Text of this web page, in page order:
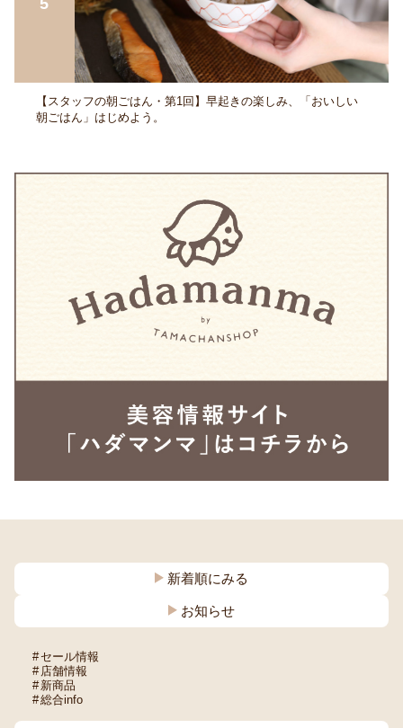
【スタッフの朝ごはん・第1回】早起きの楽しみ、「おいしい
朝ごはん」はじめよう。
新着順にみる
お知らせ
セール情報
店舗情報
新商品
総合info